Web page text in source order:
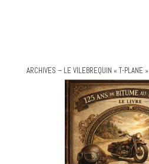
ARCHIVES – LE VILEBREQUIN « T-PLANE »